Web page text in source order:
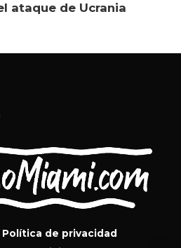
ataque de Ucrania
Política de privacidad